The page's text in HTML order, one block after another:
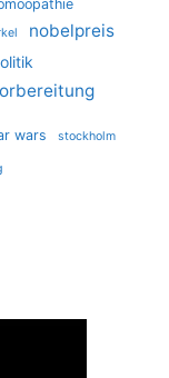
nobelpreis
wars stockholm